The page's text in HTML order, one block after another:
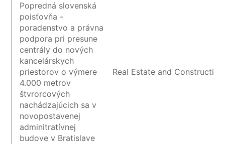
Popredná slovenská
poisťovňa -
poradenstvo a právna
podpora pri presune
centrály do nových
kancelárskych
priestorov o výmere
4.000 metrov
štvrorcových
nachádzajúcich sa v
novopostavenej
adminitratívnej
budove v Bratislave
Real Estate and Construction